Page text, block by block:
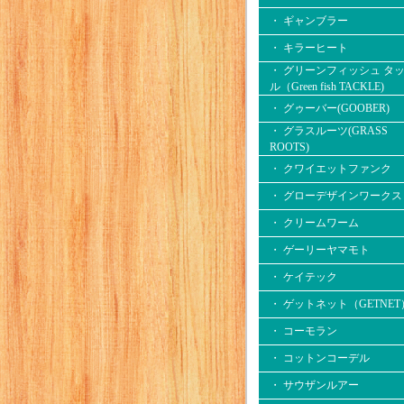
・ ギャンブラー
・ キラーヒート
・ グリーンフィッシュ タ
ル（Green fish TACKLE)
・ グゥーバー(GOOBER)
・ グラスルーツ(GRASS
ROOTS)
・ クワイエットファンク
・ グローデザインワークス
・ クリームワーム
・ ゲーリーヤマモト
・ ケイテック
・ ゲットネット（GETNET
・ コーモラン
・ コットンコーデル
・ サウザンルアー